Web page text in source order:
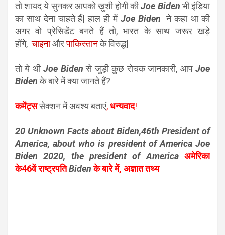
तो शायद ये सुनकर आपको ख़ुशी होगी कीJoe Biden भी इंडिया
का साथ देना चाहते हैं| हाल ही में Joe Biden ने कहा था की
अगर वो प्रेसिडेंट बनते हैं तो, भारत के साथ जरूर खड़े
होंगे,चाइनाऔरपाकिस्तानके विरुद्ध|
तो ये थीJoe Biden से जुड़ी कुछ रोचक जानकारी, आपJoe
Bidenके बारे में क्या जानते हैं?
कमेंट्ससेक्शन में अवश्य बताएं,धन्यवाद!
20 Unknown Facts about Biden,46th President of
America, about who is president of America Joe
Biden 2020, the president of America अमेरिका
के46वें राष्ट्रपतिBidenके बारे में, अज्ञात तथ्य